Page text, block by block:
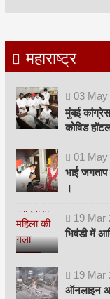
महाराष्ट्र
03 May
मुंबई
कोविड
01 May
भाई जगताप
।
19 Mar
भिवंडी में
19 Mar
ऑनलाइन